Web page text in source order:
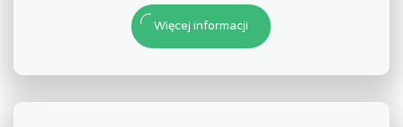
Więcej informacji